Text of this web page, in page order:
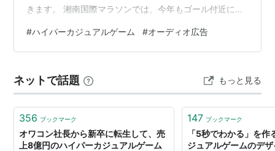
きます。 湘南国際マラソンでは、今年もゴール付近に
ナーの皆様、ぜひブースに立ち寄ってみてください！ さ
て今回は、カジュアルチームで導入検証している「オー
きたいと思います。 オーディオ広告 オーディオ広告と
は、Spotifyやradikoを始めとする、ポッド…
#ハイパーカジュアルゲーム #オーディオ広告
ネットで話題 もっと見る
356 ブックマーク
オワコン社長から新卒に転生して、売
上8億円のハイパーカジュアルゲーム
147 ブックマーク
「5秒でわかる」を作
ジュアルゲームのデ